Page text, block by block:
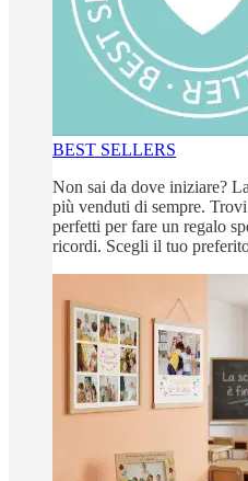
BEST SELLERS
Non sai da dove iniziare?
più venduti di sempre.
perfetti per fare un regalo
ricordi. Scegli il tuo